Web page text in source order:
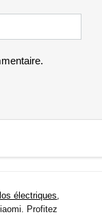
électriques,
Profitez